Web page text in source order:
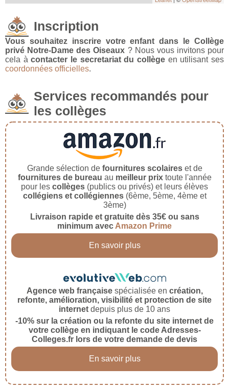
Inscription
Vous souhaitez inscrire votre enfant dans le Collège
privé Notre-Dame des Oiseaux ? Nous vous invitons pour
cela àcontacter le secretariat du collège en utilisant ses
coordonnées officielles.
Services recommandés pour
les collèges
Grande sélection de fournitures scolaireset de
fournitures de bureau au meilleur prixtoute l'année
pour les collèges (publics ou privés) et leurs élèves
collégiens et collégiennes(6ème, 5ème, 4ème et
3ème)
Livraison rapide et gratuite dès 35€ ou sans
minimum avec Amazon Prime
En savoir plus
Agence web françaisespécialisée en création,
refonte, amélioration, visibilité et protection de site
internet depuis plus de 10 ans
-10% sur la création ou la refonte du site internet de
votre collège en indiquant le code Adresses-
Colleges.fr lors de votre demande de devis
En savoir plus